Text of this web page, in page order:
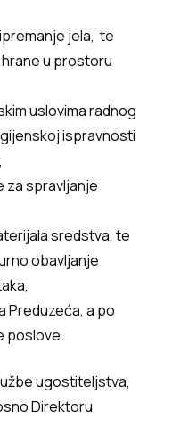
jela, te
u prostoru
uslovima radnog
ispravnosti
za spravljanje
sredstva, te
obavljanje
Preduzeća, a po
poslove.
ugostiteljstva,
Direktoru